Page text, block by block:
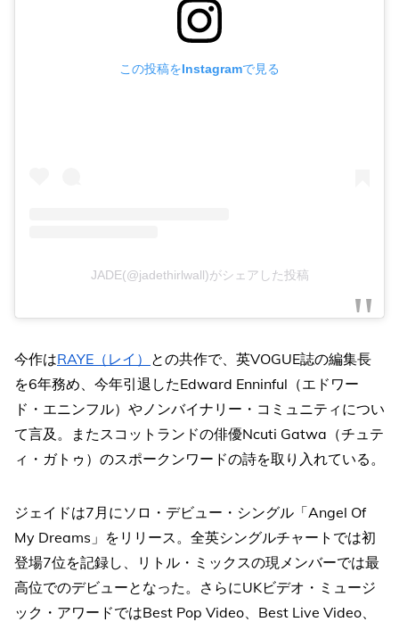
この投稿をInstagramで見る
JADE(@jadethirlwall)がシェアした投稿
今作はRAYE（レイ） との共作で、英VOGUE誌の編集長
を6年務め、今年引退したEdward Enninful（エドワー
ド・エニンフル）やノンバイナリー・コミュニティについ
て言及。またスコットランドの俳優Ncuti Gatwa（チュテ
ィ・ガトゥ）のスポークンワードの詩を取り入れている。
ジェイドは7月にソロ・デビュー・シングル「Angel Of
My Dreams」をリリース。全英シングルチャートでは初
登場7位を記録し、リトル・ミックスの現メンバーでは最
高位でのデビューとなった。さらにUKビデオ・ミュージ
ック・アワードではBest Pop Video、Best Live Video、